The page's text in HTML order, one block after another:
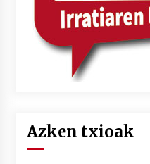
Azken txioak